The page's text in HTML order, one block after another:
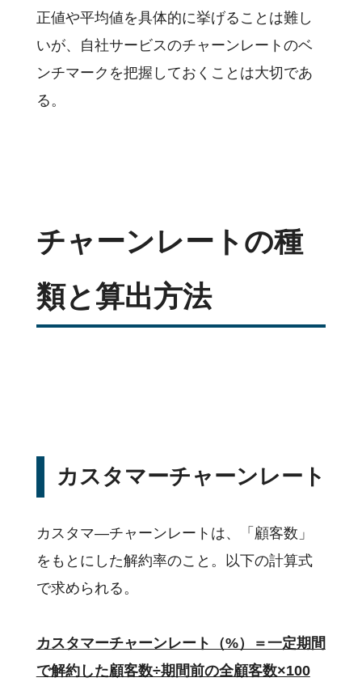
基本用語
活用事例
正値や平均値を具体的に挙げることは難し
いが、自社サービスのチャーンレートのベ
ンチマークを把握しておくことは大切であ
る。
チャーンレートの種
類と算出方法
カスタマーチャーンレート
カスタマ―チャーンレートは、「顧客数」
をもとにした解約率のこと。以下の計算式
で求められる。
カスタマーチャーンレート（%）＝一定期間
で解約した顧客数÷期間前の全顧客数×100